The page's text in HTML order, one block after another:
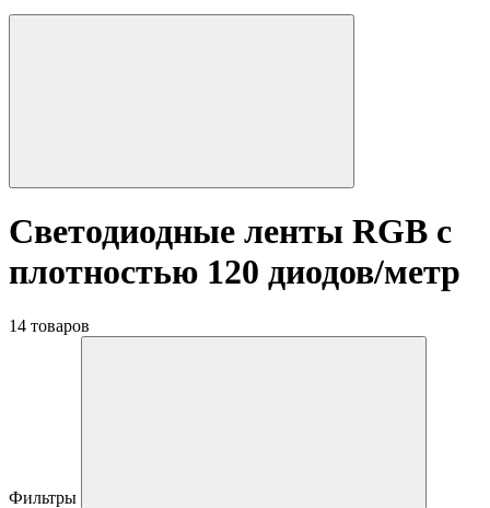
Светодиодные ленты RGB с
плотностью 120 диодов/метр
14 товаров
Фильтры